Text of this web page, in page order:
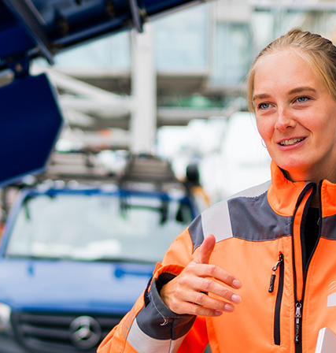
Center der HPA
aller Verkehrsmeldungen im Hafen am